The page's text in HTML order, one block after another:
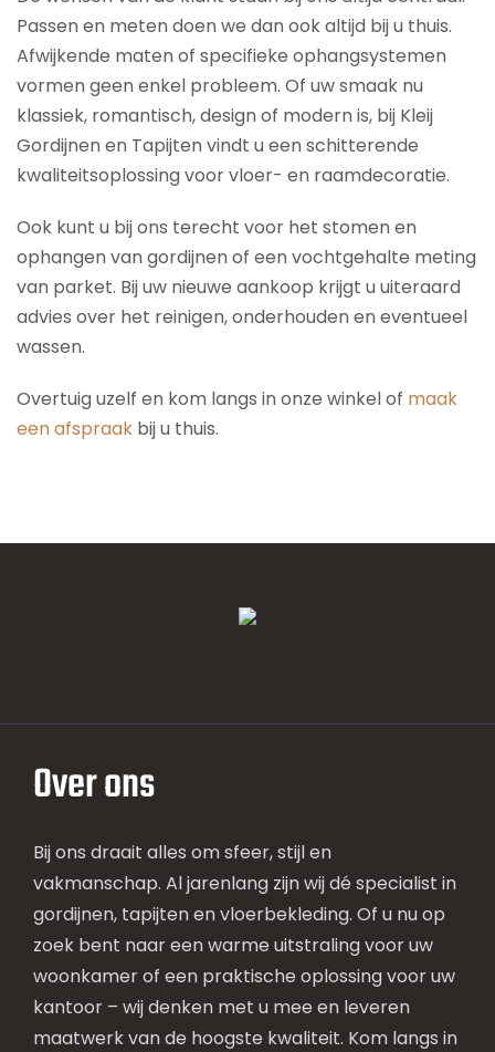
Passen en meten doen we dan ook altijd bij u thuis.
Afwijkende maten of specifieke ophangsystemen
vormen geen enkel probleem. Of uw smaak nu
klassiek, romantisch, design of modern is, bij Kleij
Gordijnen en Tapijten vindt u een schitterende
kwaliteitsoplossing voor vloer- en raamdecoratie.
Ook kunt u bij ons terecht voor het stomen en
ophangen van gordijnen of een vochtgehalte meting
van parket. Bij uw nieuwe aankoop krijgt u uiteraard
advies over het reinigen, onderhouden en eventueel
wassen.
Overtuig uzelf en kom langs in onze winkel of maak
een afspraak bij u thuis.
Over ons
Bij ons draait alles om sfeer, stijl en
vakmanschap. Al jarenlang zijn wij dé specialist in
gordijnen, tapijten en vloerbekleding. Of u nu op
zoek bent naar een warme uitstraling voor uw
woonkamer of een praktische oplossing voor uw
kantoor – wij denken met u mee en leveren
maatwerk van de hoogste kwaliteit. Kom langs in